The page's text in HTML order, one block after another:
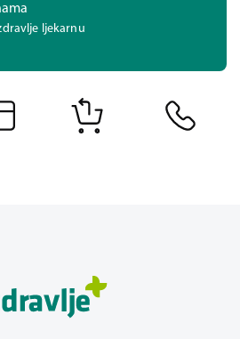
ljekarnu